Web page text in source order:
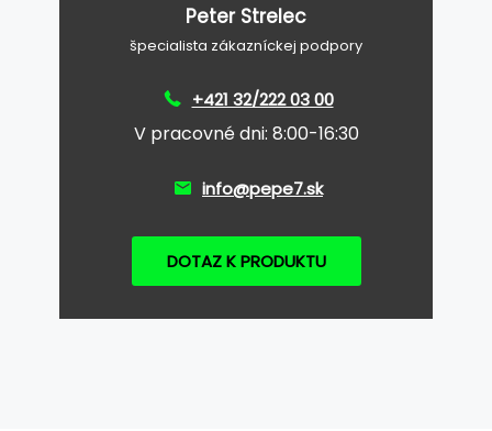
Peter Strelec
špecialista zákazníckej podpory
+421 32/222 03 00
V pracovné dni: 8:00-16:30
info@pepe7.sk
DOTAZ K PRODUKTU